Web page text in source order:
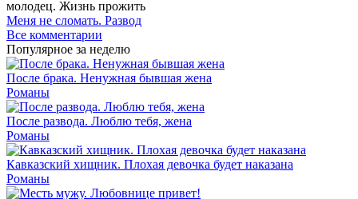
молодец. Жизнь прожить
Меня не сломать. Развод
Все комментарии
Популярное за неделю
После брака. Ненужная бывшая жена
Романы
После развода. Люблю тебя, жена
Романы
Кавказский хищник. Плохая девочка будет наказана
Романы